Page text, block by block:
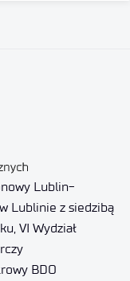
Lublin-
Lublinie z siedzibą
VI Wydział
BDO